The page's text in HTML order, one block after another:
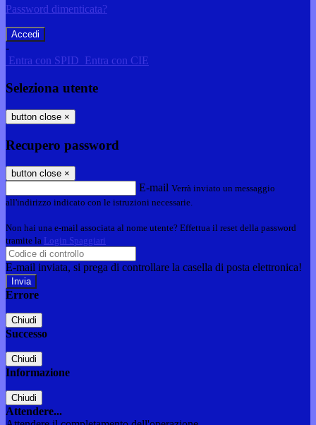
Password dimenticata?
-
Entra con SPID Entra con CIE
Seleziona utente
button close ×
Recupero password
button close ×
E-mail Verrà inviato un messaggio
all'indirizzo indicato con le istruzioni necessarie.
Non hai una e-mail associata al nome utente? Effettua il reset della password
tramite la Login Spaggiari
E-mail inviata, si prega di controllare la casella di posta elettronica!
Errore
Chiudi
Successo
Chiudi
Informazione
Chiudi
Attendere...